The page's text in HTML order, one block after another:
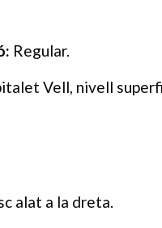
Regular.
Vell, nivell
alat a la dreta.